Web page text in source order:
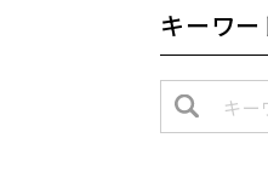
キーワ
キー